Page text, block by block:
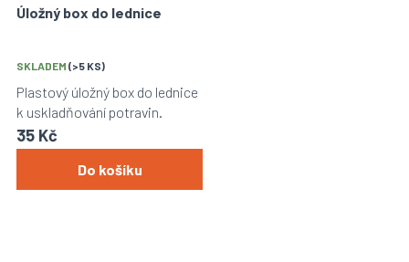
Úložný box do lednice
SKLADEM (>5 KS)
35 Kč
Do košíku
Plastový úložný box do lednice
k uskladňování potravin.